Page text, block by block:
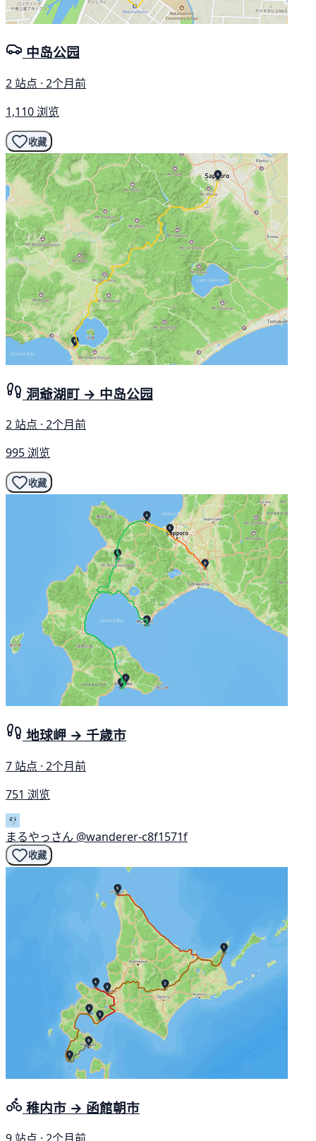
中岛公园
2 站点 · 2个月前
1,110 浏览
收藏
洞爺湖町 → 中岛公园
2 站点 · 2个月前
995 浏览
收藏
地球岬 → 千歳市
7 站点 · 2个月前
751 浏览
まるやっさん @wanderer-c8f1571f
收藏
稚内市 → 函館朝市